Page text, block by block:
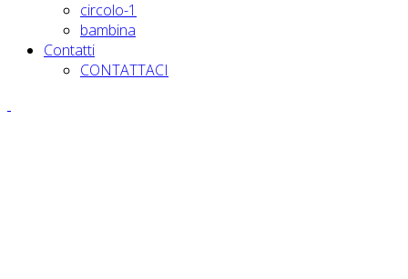
circolo-1
bambina
Contatti
CONTATTACI